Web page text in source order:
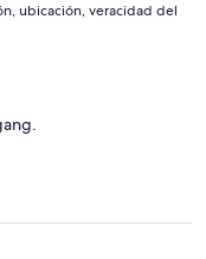
ubicación, veracidad del